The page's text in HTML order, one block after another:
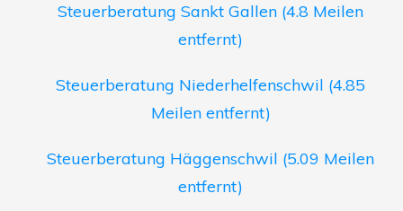
Steuerberatung Sankt Gallen (4.8 Meilen
entfernt)
Steuerberatung Niederhelfenschwil (4.85
Meilen entfernt)
Steuerberatung Häggenschwil (5.09 Meilen
entfernt)